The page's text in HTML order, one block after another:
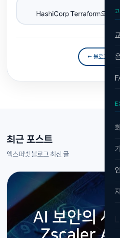
HashiCorp Terraform으로 3개
← 블로그 목록
최근 포스트
엑스퍼넷 블로그 최신 글